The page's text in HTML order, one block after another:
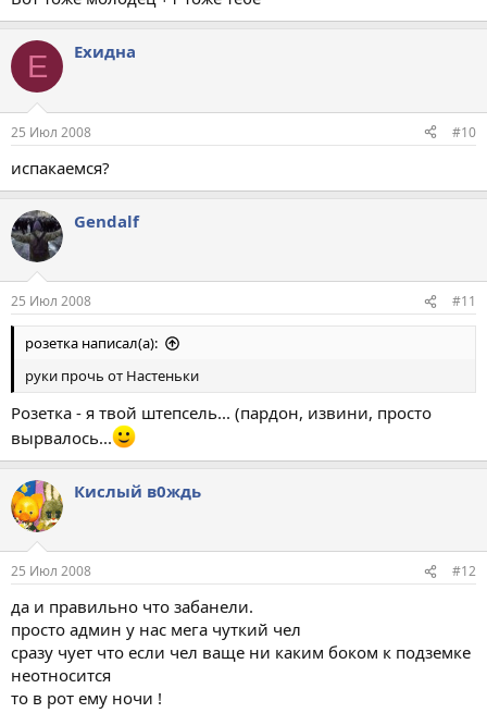
Е Ехидна
25 Июл 2008 #10
испакаемся?
Gendalf
25 Июл 2008 #11
розетка написал(а):
руки прочь от Настеньки
Розетка - я твой штепсель... (пардон, извини, просто
вырвалось...
Кислый в0ждь
25 Июл 2008 #12
да и правильно что забанели.
просто админ у нас мега чуткий чел
сразу чует что если чел ваще ни каким боком к подземке
неотносится
то в рот ему ночи !